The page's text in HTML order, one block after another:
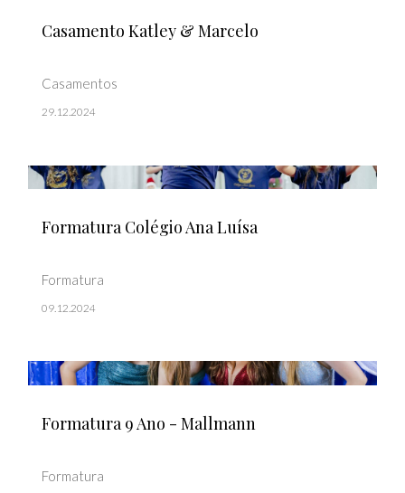
Casamento Katley & Marcelo
Casamentos
29.12.2024
Formatura Colégio Ana Luísa
Formatura
09.12.2024
Formatura 9 Ano - Mallmann
Formatura